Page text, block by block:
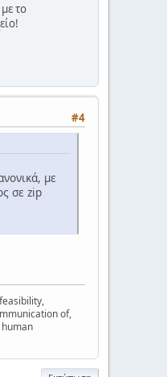
τo
#4
με
σε zip
of,